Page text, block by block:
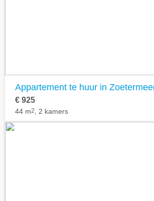
Appartement te huur in
€ 925
44 m2 , 2 kamers